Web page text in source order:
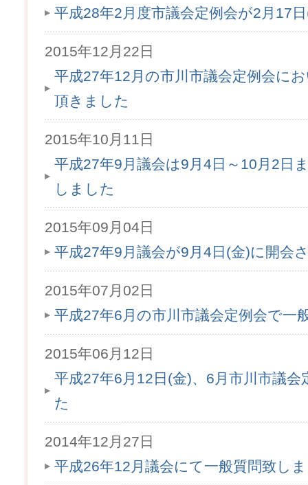
平成28年2月度市議会定例会が2月17
2015年12月22日
平成27年12月の市川市議会定例会に
頂きました
2015年10月11日
平成27年9月議会は9月4日～10月2日
しました
2015年09月04日
平成27年9月議会が9月4日(金)に開会
2015年07月02日
平成27年6月の市川市議会定例会で一
2015年06月12日
平成27年6月12日(金)、6月市川市議
た
2014年12月27日
平成26年12月議会にて一般質問致し